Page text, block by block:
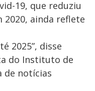
19, que reduziu
2020, ainda reflete
2025”, disse
do Instituto de
de notícias